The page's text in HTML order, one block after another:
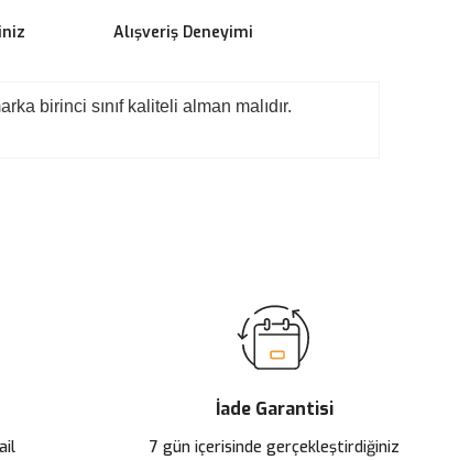
Alışveriş Deneyimi
birinci sınıf kaliteli alman malıdır.
İade Garantisi
7 gün içerisinde gerçekleştirdiğiniz